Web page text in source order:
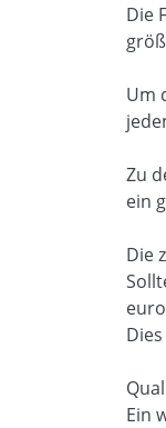
Die
Um
Zu
ein
Die
Ein